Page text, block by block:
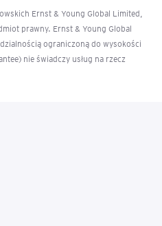
Ernst & Young Global Limited,
prawny. Ernst & Young Global
ograniczoną do wysokości
nie świadczy usług na rzecz